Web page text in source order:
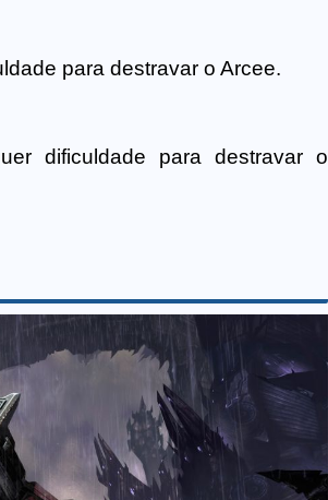
para destravar o Arcee.
dificuldade para destravar o